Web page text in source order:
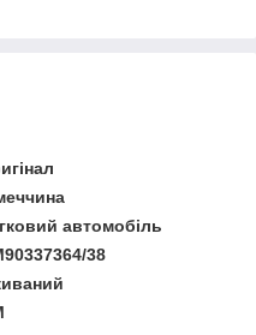
автомобіль
38